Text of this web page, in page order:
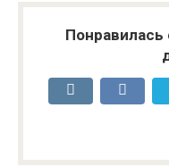
Понравилась